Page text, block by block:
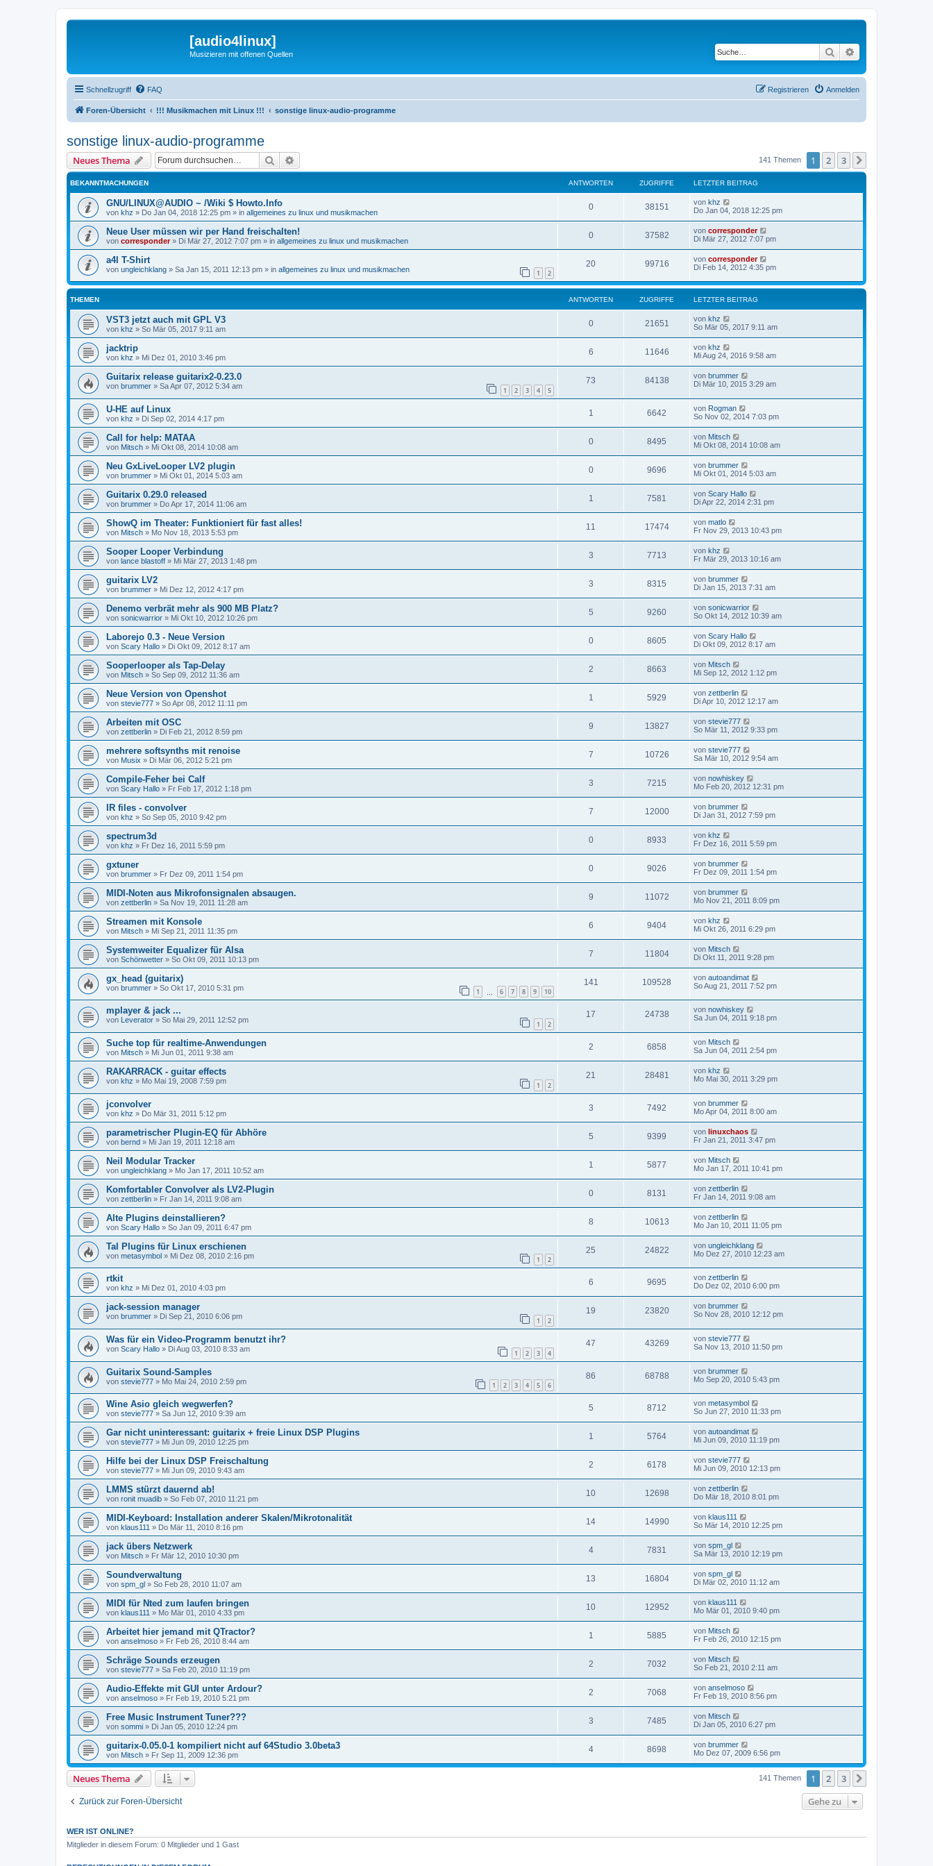
[audio4linux]
Musizieren mit offenen Quellen Suche
Schnellzugriff FAQ Anmelden
Registrieren
Foren-Übersicht !!! Musikmachen mit Linux !!! sonstige linux-audio-programme
sonstige linux-audio-programme
Neues Thema Suche 141 Themen 1 2 3
BEKANNTMACHUNGEN ANTWORTEN ZUGRIFFE LETZTER BEITRAG
GNU/LINUX@AUDIO ~ /Wiki $ Howto.Info
von khz » Do Jan 04, 2018 12:25 pm » in allgemeines zu linux und musikmachen
0 38151 von khz
Do Jan 04, 2018 12:25 pm
Neue User müssen wir per Hand freischalten!
von corresponder» Di Mär 27, 2012 7:07 pm » in allgemeines zu linux und musikmachen
0 37582 von corresponder
Di Mär 27, 2012 7:07 pm
a4l T-Shirt
von ungleichklang » Sa Jan 15, 2011 12:13 pm » in allgemeines zu linux und musikmachen 1 2
20 99716 von corresponder
Di Feb 14, 2012 4:35 pm
THEMEN ANTWORTEN ZUGRIFFE LETZTER BEITRAG
VST3 jetzt auch mit GPL V3
von khz » So Mär 05, 2017 9:11 am
0 21651 von khz
So Mär 05, 2017 9:11 am
jacktrip
von khz » Mi Dez 01, 2010 3:46 pm
6 11646 von khz
Mi Aug 24, 2016 9:58 am
Guitarix release guitarix2-0.23.0
von brummer » Sa Apr 07, 2012 5:34 am 1 2 3 4 5
73 84138 von brummer
Di Mär 10, 2015 3:29 am
U-HE auf Linux
von khz » Di Sep 02, 2014 4:17 pm
1 6642 von Rogman
So Nov 02, 2014 7:03 pm
Call for help: MATAA
von Mitsch » Mi Okt 08, 2014 10:08 am
0 8495 von Mitsch
Mi Okt 08, 2014 10:08 am
Neu GxLiveLooper LV2 plugin
von brummer » Mi Okt 01, 2014 5:03 am
0 9696 von brummer
Mi Okt 01, 2014 5:03 am
Guitarix 0.29.0 released
von brummer » Do Apr 17, 2014 11:06 am
1 7581 von Scary Hallo
Di Apr 22, 2014 2:31 pm
ShowQ im Theater: Funktioniert für fast alles!
von Mitsch » Mo Nov 18, 2013 5:53 pm
11 17474 von matlo
Fr Nov 29, 2013 10:43 pm
Sooper Looper Verbindung
von lance blastoff » Mi Mär 27, 2013 1:48 pm
3 7713 von khz
Fr Mär 29, 2013 10:16 am
guitarix LV2
von brummer » Mi Dez 12, 2012 4:17 pm
3 8315 von brummer
Di Jan 15, 2013 7:31 am
Denemo verbrät mehr als 900 MB Platz?
von sonicwarrior » Mi Okt 10, 2012 10:26 pm
5 9260 von sonicwarrior
So Okt 14, 2012 10:39 am
Laborejo 0.3 - Neue Version
von Scary Hallo » Di Okt 09, 2012 8:17 am
0 8605 von Scary Hallo
Di Okt 09, 2012 8:17 am
Sooperlooper als Tap-Delay
von Mitsch » So Sep 09, 2012 11:36 am
2 8663 von Mitsch
Mi Sep 12, 2012 1:12 pm
Neue Version von Openshot
von stevie777 » So Apr 08, 2012 11:11 pm
1 5929 von zettberlin
Di Apr 10, 2012 12:17 am
Arbeiten mit OSC
von zettberlin » Di Feb 21, 2012 8:59 pm
9 13827 von stevie777
So Mär 11, 2012 9:33 pm
mehrere softsynths mit renoise
von Musix » Di Mär 06, 2012 5:21 pm
7 10726 von stevie777
Sa Mär 10, 2012 9:54 am
Compile-Feher bei Calf
von Scary Hallo » Fr Feb 17, 2012 1:18 pm
3 7215 von nowhiskey
Mo Feb 20, 2012 12:31 pm
IR files - convolver
von khz » So Sep 05, 2010 9:42 pm
7 12000 von brummer
Di Jan 31, 2012 7:59 pm
spectrum3d
von khz » Fr Dez 16, 2011 5:59 pm
0 8933 von khz
Fr Dez 16, 2011 5:59 pm
gxtuner
von brummer » Fr Dez 09, 2011 1:54 pm
0 9026 von brummer
Fr Dez 09, 2011 1:54 pm
MIDI-Noten aus Mikrofonsignalen absaugen.
von zettberlin » Sa Nov 19, 2011 11:28 am
9 11072 von brummer
Mo Nov 21, 2011 8:09 pm
Streamen mit Konsole
von Mitsch » Mi Sep 21, 2011 11:35 pm
6 9404 von khz
Mi Okt 26, 2011 6:29 pm
Systemweiter Equalizer für Alsa
von Schönwetter » So Okt 09, 2011 10:13 pm
7 11804 von Mitsch
Di Okt 11, 2011 9:28 pm
gx_head (guitarix)
von brummer » So Okt 17, 2010 5:31 pm 1 6 7 8 9 10
141 109528 von autoandimat
So Aug 21, 2011 7:52 pm
mplayer & jack ...
von Leverator » So Mai 29, 2011 12:52 pm 1 2
17 24738 von nowhiskey
Sa Jun 04, 2011 9:18 pm
Suche top für realtime-Anwendungen
von Mitsch » Mi Jun 01, 2011 9:38 am
2 6858 von Mitsch
Sa Jun 04, 2011 2:54 pm
RAKARRACK - guitar effects
von khz » Mo Mai 19, 2008 7:59 pm 1 2
21 28481 von khz
Mo Mai 30, 2011 3:29 pm
jconvolver
von khz » Do Mär 31, 2011 5:12 pm
3 7492 von brummer
Mo Apr 04, 2011 8:00 am
parametrischer Plugin-EQ für Abhöre
von bernd » Mi Jan 19, 2011 12:18 am
5 9399 von linuxchaos
Fr Jan 21, 2011 3:47 pm
Neil Modular Tracker
von ungleichklang » Mo Jan 17, 2011 10:52 am
1 5877 von Mitsch
Mo Jan 17, 2011 10:41 pm
Komfortabler Convolver als LV2-Plugin
von zettberlin » Fr Jan 14, 2011 9:08 am
0 8131 von zettberlin
Fr Jan 14, 2011 9:08 am
Alte Plugins deinstallieren?
von Scary Hallo » So Jan 09, 2011 6:47 pm
8 10613 von zettberlin
Mo Jan 10, 2011 11:05 pm
Tal Plugins für Linux erschienen
von metasymbol » Mi Dez 08, 2010 2:16 pm 1 2
25 24822 von ungleichklang
Mo Dez 27, 2010 12:23 am
rtkit
von khz » Mi Dez 01, 2010 4:03 pm
6 9695 von zettberlin
Do Dez 02, 2010 6:00 pm
jack-session manager
von brummer » Di Sep 21, 2010 6:06 pm 1 2
19 23820 von brummer
So Nov 28, 2010 12:12 pm
Was für ein Video-Programm benutzt ihr?
von Scary Hallo » Di Aug 03, 2010 8:33 am 1 2 3 4
47 43269 von stevie777
Sa Nov 13, 2010 11:50 pm
Guitarix Sound-Samples
von stevie777 » Mo Mai 24, 2010 2:59 pm 1 2 3 4 5 6
86 68788 von brummer
Mo Sep 20, 2010 5:43 pm
Wine Asio gleich wegwerfen?
von stevie777 » Sa Jun 12, 2010 9:39 am
5 8712 von metasymbol
So Jun 27, 2010 11:33 pm
Gar nicht uninteressant: guitarix + freie Linux DSP Plugins
von stevie777 » Mi Jun 09, 2010 12:25 pm
1 5764 von autoandimat
Mi Jun 09, 2010 11:19 pm
Hilfe bei der Linux DSP Freischaltung
von stevie777 » Mi Jun 09, 2010 9:43 am
2 6178 von stevie777
Mi Jun 09, 2010 12:13 pm
LMMS stürzt dauernd ab!
von ronit muadib » So Feb 07, 2010 11:21 pm
10 12698 von zettberlin
Do Mär 18, 2010 8:01 pm
MIDI-Keyboard: Installation anderer Skalen/Mikrotonalität
von klaus111 » Do Mär 11, 2010 8:16 pm
14 14990 von klaus111
So Mär 14, 2010 12:25 pm
jack übers Netzwerk
von Mitsch » Fr Mär 12, 2010 10:30 pm
4 7831 von spm_gl
Sa Mär 13, 2010 12:19 pm
Soundverwaltung
von spm_gl » So Feb 28, 2010 11:07 am
13 16804 von spm_gl
Di Mär 02, 2010 11:12 am
MIDI für Nted zum laufen bringen
von klaus111 » Mo Mär 01, 2010 4:33 pm
10 12952 von klaus111
Mo Mär 01, 2010 9:40 pm
Arbeitet hier jemand mit QTractor?
von anselmoso » Fr Feb 26, 2010 8:44 am
1 5885 von Mitsch
Fr Feb 26, 2010 12:15 pm
Schräge Sounds erzeugen
von stevie777 » Sa Feb 20, 2010 11:19 pm
2 7032 von Mitsch
So Feb 21, 2010 2:11 am
Audio-Effekte mit GUI unter Ardour?
von anselmoso » Fr Feb 19, 2010 5:21 pm
2 7068 von anselmoso
Fr Feb 19, 2010 8:56 pm
Free Music Instrument Tuner???
von sommi » Di Jan 05, 2010 12:24 pm
3 7485 von Mitsch
Di Jan 05, 2010 6:27 pm
guitarix-0.05.0-1 kompiliert nicht auf 64Studio 3.0beta3
von Mitsch » Fr Sep 11, 2009 12:36 pm
4 8698 von brummer
Mo Dez 07, 2009 6:56 pm
Neues Thema 141 Themen 1 2 3
Zurück zur Foren-Übersicht Gehe zu
WER IST ONLINE?
Mitglieder in diesem Forum: 0 Mitglieder und 1 Gast